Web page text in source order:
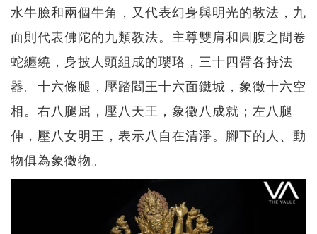
水牛臉和兩個牛角，又代表幻身與明光的教法，九
面則代表佛陀的九類教法。主尊雙肩和圓腹之間卷
蛇纏繞，身披人頭組成的瓔珞，三十四臂各持法
器。十六條腿，壓踏閻王十六面鐵城，象徵十六空
相。右八腿屈，壓八天王，象徵八成就；左八腿
伸，壓八女明王，表示八自在清淨。腳下的人、動
物俱為象徵物。